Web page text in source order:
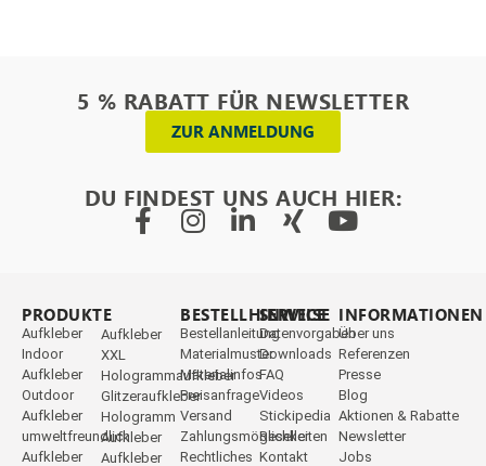
5 % RABATT FÜR NEWSLETTER
ZUR ANMELDUNG
DU FINDEST UNS AUCH HIER:
PRODUKTE
Aufkleber
Indoor
Aufkleber
Outdoor
Aufkleber
umweltfreundlich
Aufkleber
_
Aufkleber
XXL
Hologrammaufkleber
Glitzeraufkleber
Hologramm
Aufkleber
Aufkleber
BESTELLHINWEISE
Bestellanleitung
Materialmuster
Materialinfos
Preisanfrage
Versand
Zahlungsmöglichkeiten
Rechtliches
SERVICE
Datenvorgaben
Downloads
FAQ
Videos
Stickipedia
Reseller
Kontakt
INFORMATIONEN
Über uns
Referenzen
Presse
Blog
Aktionen & Rabatte
Newsletter
Jobs